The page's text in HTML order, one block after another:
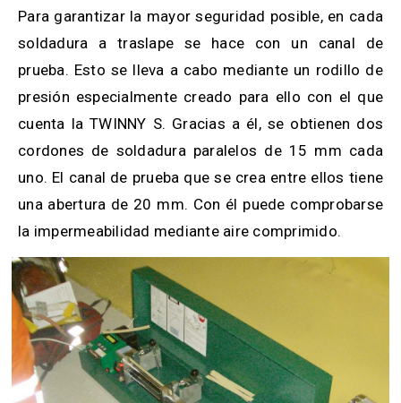
Para garantizar la mayor seguridad posible, en cada
soldadura a traslape se hace con un canal de
prueba. Esto se lleva a cabo mediante un rodillo de
presión especialmente creado para ello con el que
cuenta la TWINNY S. Gracias a él, se obtienen dos
cordones de soldadura paralelos de 15 mm cada
uno. El canal de prueba que se crea entre ellos tiene
una abertura de 20 mm. Con él puede comprobarse
la impermeabilidad mediante aire comprimido.